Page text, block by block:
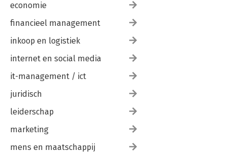
economie
financieel management
inkoop en logistiek
internet en social media
it-management / ict
juridisch
leiderschap
marketing
mens en maatschappij